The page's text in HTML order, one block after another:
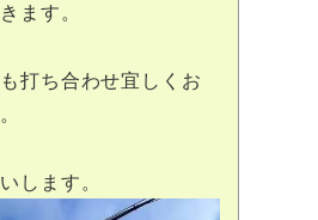
ます。
打ち合わせ宜しくお
します。